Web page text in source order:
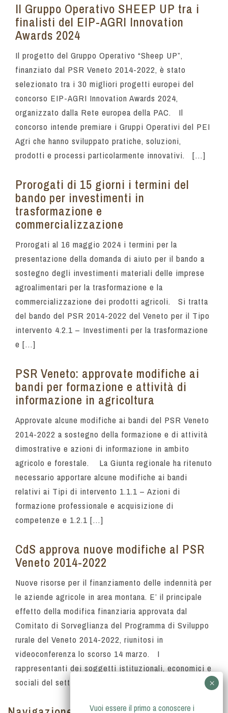
Il Gruppo Operativo SHEEP UP tra i
finalisti del EIP-AGRI Innovation
Awards 2024
Il progetto del Gruppo Operativo “Sheep UP”,
finanziato dal PSR Veneto 2014-2022, è stato
selezionato tra i 30 migliori progetti europei del
concorso EIP-AGRI Innovation Awards 2024,
organizzato dalla Rete europea della PAC. Il
concorso intende premiare i Gruppi Operativi del PEI
Agri che hanno sviluppato pratiche, soluzioni,
prodotti e processi particolarmente innovativi. […]
Prorogati di 15 giorni i termini del
bando per investimenti in
trasformazione e
commercializzazione
Prorogati al 16 maggio 2024 i termini per la
presentazione della domanda di aiuto per il bando a
sostegno degli investimenti materiali delle imprese
agroalimentari per la trasformazione e la
commercializzazione dei prodotti agricoli. Si tratta
del bando del PSR 2014-2022 del Veneto per il Tipo
intervento 4.2.1 – Investimenti per la trasformazione
e […]
PSR Veneto: approvate modifiche ai
bandi per formazione e attività di
informazione in agricoltura
Approvate alcune modifiche ai bandi del PSR Veneto
2014-2022 a sostegno della formazione e di attività
dimostrative e azioni di informazione in ambito
agricolo e forestale. La Giunta regionale ha ritenuto
necessario apportare alcune modifiche ai bandi
relativi ai Tipi di intervento 1.1.1 – Azioni di
formazione professionale e acquisizione di
competenze e 1.2.1 […]
CdS approva nuove modifiche al PSR
Veneto 2014-2022
Nuove risorse per il finanziamento delle indennità per
le aziende agricole in area montana. E’ il principale
effetto della modifica finanziaria approvata dal
Comitato di Sorveglianza del Programma di Sviluppo
rurale del Veneto 2014-2022, riunitosi in
videoconferenza lo scorso 14 marzo. I
rappresentanti dei soggetti istituzionali, economici e
sociali del settore rurale del Veneto, […]
Vuoi essere il primo a conoscere i